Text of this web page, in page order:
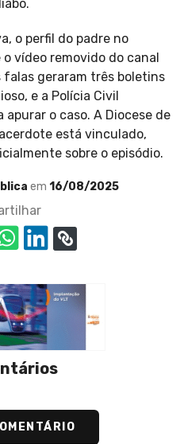
o perfil do padre no
vídeo removido do canal
falas geraram três boletins
e a Polícia Civil
o caso. A Diocese de
está vinculado,
sobre o episódio.
em 16/08/2025